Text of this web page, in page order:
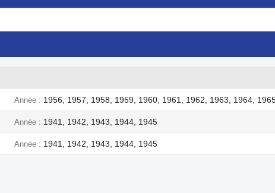
Année 1956, 1957, 1958, 1959, 1960, 1961, 1962, 1963, 1964,
Année 1941, 1942, 1943, 1944, 1945
Année 1941, 1942, 1943, 1944, 1945